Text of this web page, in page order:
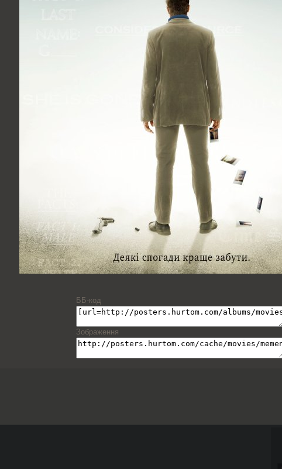
ББ-код
Зображення